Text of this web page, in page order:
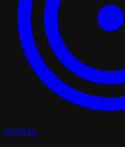
63 079 km